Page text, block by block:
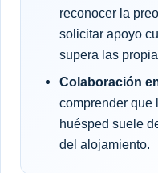
reconocer la
solicitar apoyo
supera las
Colaboración
comprender que
huésped suele
del alojamiento.